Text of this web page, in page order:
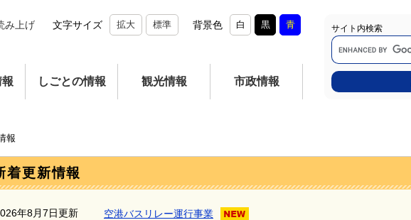
み上げ 文字サイズ 拡大 標準 背景色 白 黒 青
報 しごとの情報 観光情報 市政情報
サイト内検索
Google
カ
ス
タ
ム
検
報
着更新情報
年8月7日更新 空港バスリレー運行事業